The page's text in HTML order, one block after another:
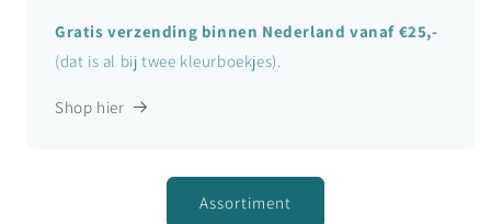
Gratis verzending binnen Nederland vanaf €25,-
(dat is al bij twee kleurboekjes).
Shop hier
Assortiment